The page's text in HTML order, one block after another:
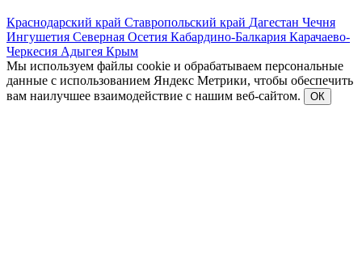
Краснодарский край Ставропольский край Дагестан Чечня
Ингушетия Северная Осетия Кабардино-Балкария Карачаево-
Черкесия Адыгея Крым
Мы используем файлы cookie и обрабатываем персональные
данные с использованием Яндекс Метрики, чтобы обеспечить
вам наилучшее взаимодействие с нашим веб-сайтом.
ОК